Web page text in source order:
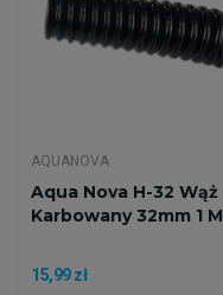
AQUANOVA
Aqua Nova H-32 Wąż
Karbowany 32mm 1 M
15,99 zł